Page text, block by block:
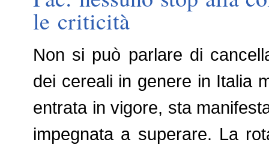
le criticità
Non si può parlare di
dei cereali in genere in Italia
entrata in vigore, sta
impegnata a superare. La